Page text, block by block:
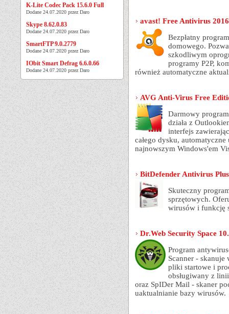
K-Lite Codec Pack 15.6.0 Full
Dodane 24.07.2020 przez Daro
Skype 8.62.0.83
Dodane 24.07.2020 przez Daro
SmartFTP 9.0.2779
Dodane 24.07.2020 przez Daro
IObit Smart Defrag 6.6.0.66
Dodane 24.07.2020 przez Daro
avast! Free Antivirus
Bezpłatny
domowego.
szkodliwym
programy P2P,
również automatyczne
AVG Anti-Virus Free
Darmowy
działa z
interfejs
całego dysku,
najnowszym Windows'em
BitDefender Antivirus
Skuteczny
sprzętowych.
wirusów i funkcję
Dr.Web Security Space
Program
Scanner -
pliki startowe i
obsługiwany z
oraz SpIDer Mail - skaner
uaktualnianie bazy wirusów.